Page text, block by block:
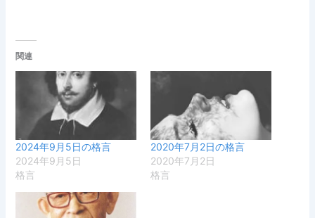
関連
2024年9月5日の格言
2024年9月5日
格言
2020年7月2日の格言
2020年7月2日
格言